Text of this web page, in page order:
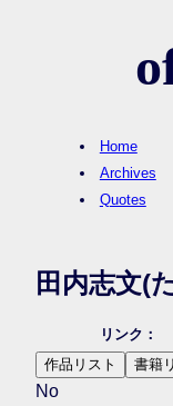
Home
Archives
Quotes
田内志文(
リンク：
作品リスト
書籍
No